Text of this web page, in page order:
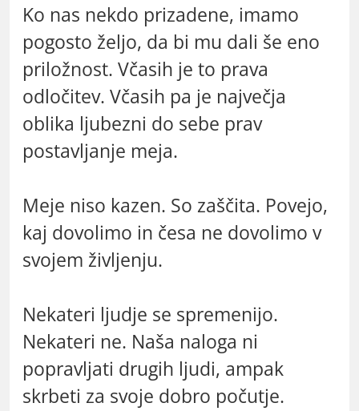
Ko nas nekdo prizadene, imamo
pogosto željo, da bi mu dali še eno
priložnost. Včasih je to prava
odločitev. Včasih pa je največja
oblika ljubezni do sebe prav
postavljanje meja.
Meje niso kazen. So zaščita. Povejo,
kaj dovolimo in česa ne dovolimo v
svojem življenju.
Nekateri ljudje se spremenijo.
Nekateri ne. Naša naloga ni
popravljati drugih ljudi, ampak
skrbeti za svoje dobro počutje.